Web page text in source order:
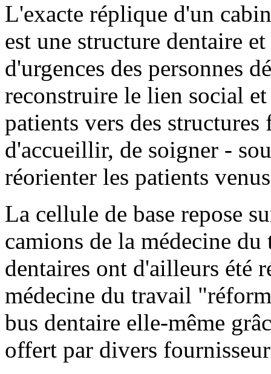
L'exacte réplique d'un
est une structure dentaire
d'urgences des personnes
reconstruire le lien social
patients vers des
d'accueillir, de soigner -
réorienter les patients
La cellule de base repose
camions de la médecine
dentaires ont d'ailleurs été
médecine du travail
bus dentaire elle-même
offert par divers